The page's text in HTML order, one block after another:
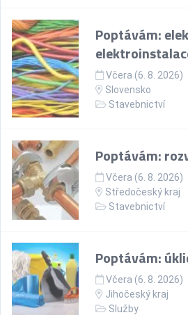
Poptávám:
Včera (6. 8. 2026)
Slovensko
Stavebnictví
Poptávám:
Včera (6. 8. 2026)
Středočeský kraj
Stavebnictví
Poptávám:
Včera (6. 8. 2026)
Jihočeský kraj
Služby